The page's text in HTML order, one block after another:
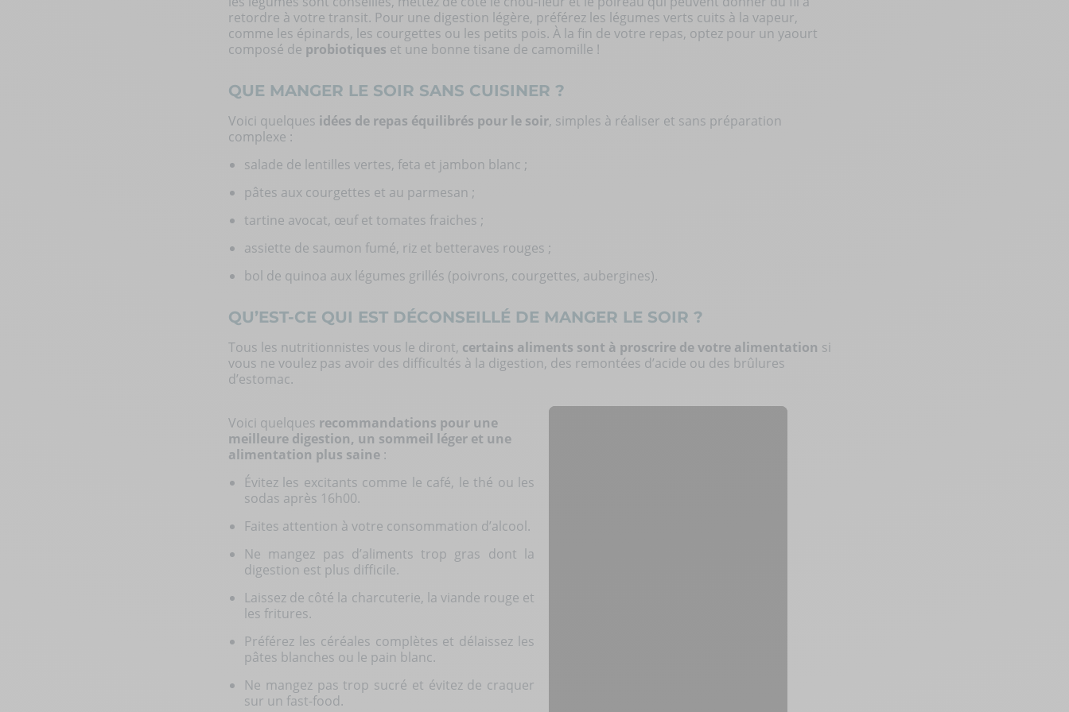
retordre à votre transit. Pour une digestion légère, préférez les légumes verts cuits à la vapeur,
comme les épinards, les courgettes ou les petits pois. À la fin de votre repas, optez pour un yaourt
composé de probiotiques et une bonne tisane de camomille !
QUE MANGER LE SOIR SANS CUISINER ?
Voici quelques idées de repas équilibrés pour le soir, simples à réaliser et sans préparation
complexe :
salade de lentilles vertes, feta et jambon blanc ;
pâtes aux courgettes et au parmesan ;
tartine avocat, œuf et tomates fraiches ;
assiette de saumon fumé, riz et betteraves rouges ;
bol de quinoa aux légumes grillés (poivrons, courgettes, aubergines).
QU’EST-CE QUI EST DÉCONSEILLÉ DE MANGER LE SOIR ?
Tous les nutritionnistes vous le diront, certains aliments sont à proscrire de votre alimentation si
vous ne voulez pas avoir des difficultés à la digestion, des remontées d’acide ou des brûlures
d’estomac.
Voici quelques recommandations pour une
meilleure digestion, un sommeil léger et une
alimentation plus saine :
Évitez les excitants comme le café, le thé ou les
sodas après 16h00.
Faites attention à votre consommation d’alcool.
Ne mangez pas d’aliments trop gras dont la
digestion est plus difficile.
Laissez de côté la charcuterie, la viande rouge et
les fritures.
Préférez les céréales complètes et délaissez les
pâtes blanches ou le pain blanc.
Ne mangez pas trop sucré et évitez de craquer
sur un fast-food.